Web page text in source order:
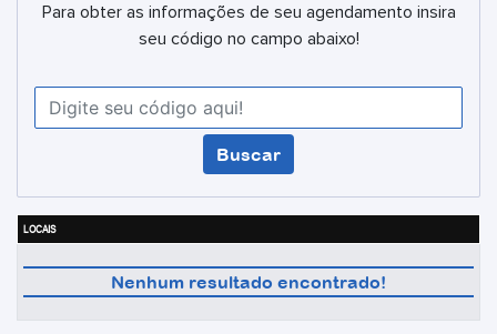
Para obter as informações de seu agendamento insira
seu código no campo abaixo!
LOCAIS
Nenhum resultado encontrado!